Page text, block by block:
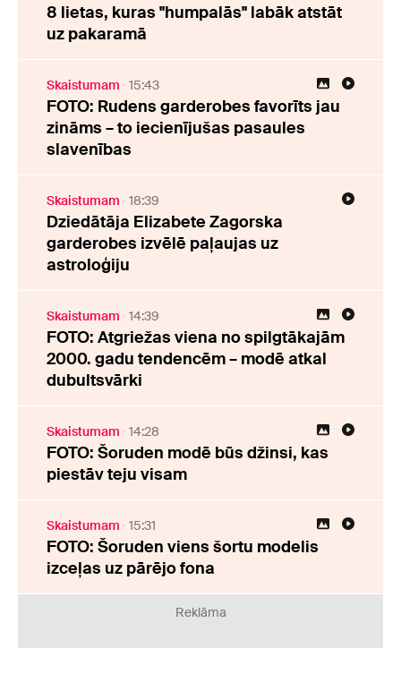
8 lietas, kuras "humpalās" labāk atstāt
uz pakaramā
Skaistumam 15:43
FOTO: Rudens garderobes favorīts jau
zināms – to iecienījušas pasaules
slavenības
Skaistumam 18:39
Dziedātāja Elizabete Zagorska
garderobes izvēlē paļaujas uz
astroloģiju
Skaistumam 14:39
FOTO: Atgriežas viena no spilgtākajām
2000. gadu tendencēm – modē atkal
dubultsvārki
Skaistumam 14:28
FOTO: Šoruden modē būs džinsi, kas
piestāv teju visam
Skaistumam 15:31
FOTO: Šoruden viens šortu modelis
izceļas uz pārējo fona
Reklāma